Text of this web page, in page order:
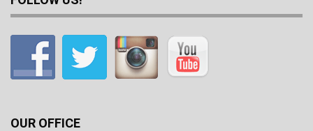
OUR OFFICE